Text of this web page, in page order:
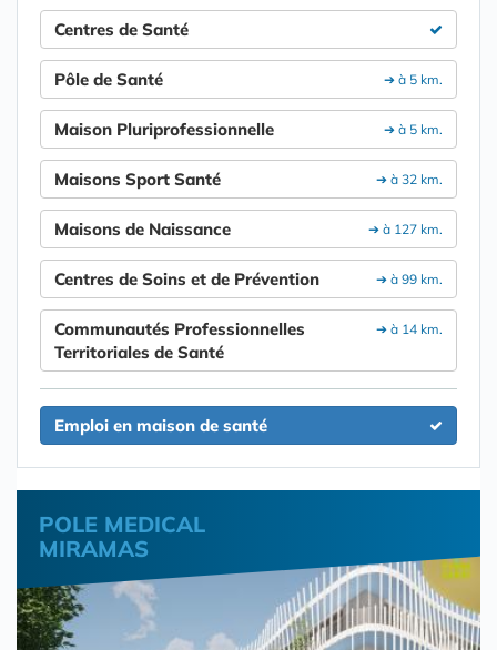
Centres de Santé
➔ à 5 km.
Pôle de Santé
➔ à 5 km.
Maison Pluriprofessionnelle
➔ à 32 km.
Maisons Sport Santé
➔ à 127 km.
Maisons de Naissance
➔ à 99 km.
Centres de Soins et de Prévention
➔ à 14 km.
Communautés Professionnelles
Territoriales de Santé
Emploi en maison de santé
POLE MEDICAL
MIRAMAS